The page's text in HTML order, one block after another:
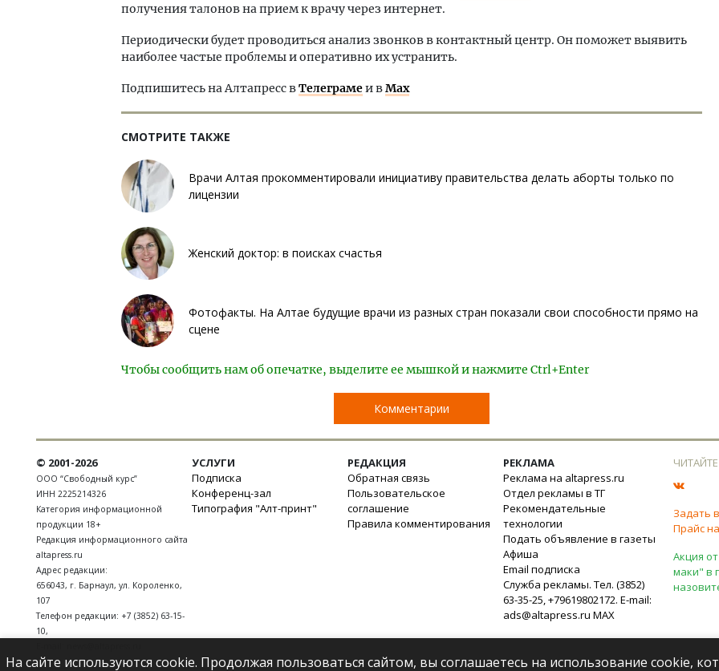
получения талонов на прием к врачу через интернет.
Периодически будет проводиться анализ звонков в контактный центр. Он поможет выявить
наиболее частые проблемы и оперативно их устранить.
Подпишитесь на Алтапресс вТелеграмеи вMax
СМОТРИТЕ ТАКЖЕ
Врачи Алтая прокомментировали инициативу правительства делать аборты только по
лицензии
Женский доктор: в поисках счастья
Фотофакты. На Алтае будущие врачи из разных стран показали свои способности прямо на
сцене
Чтобы сообщить нам об опечатке, выделите ее мышкой и нажмите Ctrl+Enter
Комментарии
© 2001-2026
ООО “Свободный курс”
ИНН 2225214326
Категория информационной
продукции 18+
Редакция информационного сайта
altapress.ru
Адрес редакции:
656043, г. Барнаул, ул. Короленко,
107
Телефон редакции: +7 (3852) 63-15-
10,
УСЛУГИ
Подписка
Конференц-зал
Типография "Алт-принт"
РЕДАКЦИЯ
Обратная связь
Пользовательское
соглашение
Правила комментирования
РЕКЛАМА
Реклама на altapress.ru
Отдел рекламы в ТГ
Рекомендательные
технологии
Подать объявление в газеты
Афиша
Email подписка
Служба рекламы. Тел. (3852)
63-35-25, +79619802172. E-mail:
ads@altapress.ru MAX
Задать
Прайс
Акция
маки" в
На сайте используются cookie. Продолжая пользоваться сайтом, вы соглашаетесь на использование cookie,